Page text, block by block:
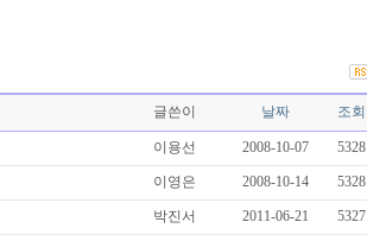
글쓴이 날짜 조회
이용선 2008-10-07 5328
이영은 2008-10-14 5328
박진서 2011-06-21 5327